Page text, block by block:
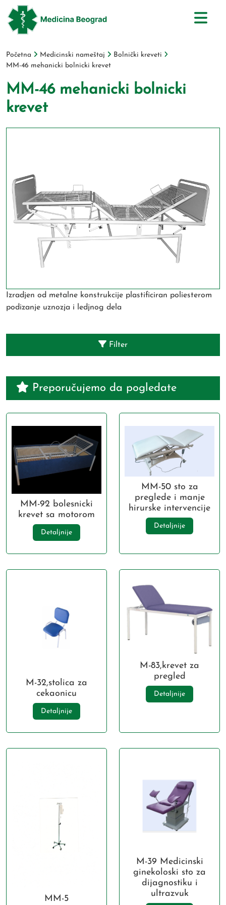
Početna Medicinski nameštaj
Bolnički kreveti
MM-46 mehanicki bolnicki krevet
MM-46 mehanicki bolnicki
krevet
Izradjen od metalne konstrukcije plastificiran poliesterom
podizanje uznozja i ledjnog dela
Filter
Preporučujemo da pogledate
MM-92 bolesnicki
krevet sa motorom
Detaljnije
MM-50 sto za
preglede i manje
hirurske intervencije
Detaljnije
M-32,stolica za
cekaonicu
Detaljnije
M-83,krevet za
pregled
Detaljnije
MM-5
M-39 Medicinski
ginekoloski sto za
dijagnostiku i
ultrazvuk